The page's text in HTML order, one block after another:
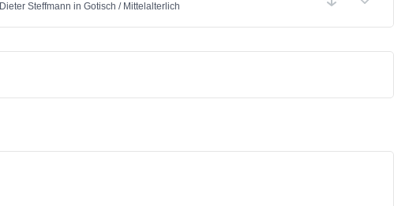
Dieter Steffmann in Gotisch / Mittelalterlich